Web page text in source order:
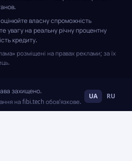
власну спроможність
увагу на реальну річну процентну
кредиту.
розміщені на правах реклами; за їх
захищено.
на fibi.tech обов’язкове.
UA RU